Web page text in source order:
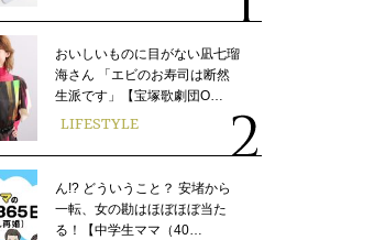
おいしいものに目がない凪七瑠
海さん 「エビのお寿司は断然
生派です」【宝塚歌劇団O…
LIFESTYLE
ん!? どういうこと？ 安堵から
一転、女の勘はほぼほぼ当た
る！【中学生ママ（40…